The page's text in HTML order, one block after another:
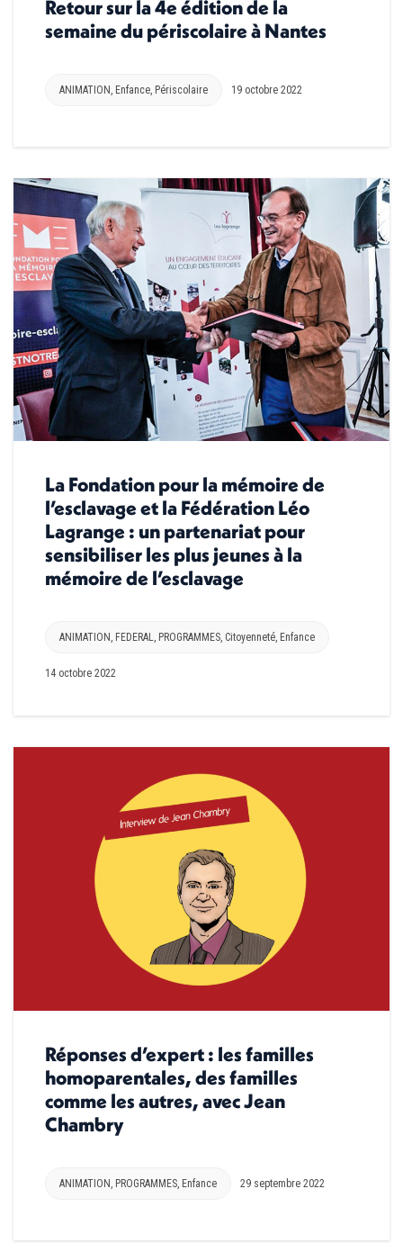
Retour sur la 4e édition de la
semaine du périscolaire à Nantes
ANIMATION Enfance Périscolaire 19 octobre 2022
La Fondation pour la mémoire de
l’esclavage et la Fédération Léo
Lagrange : un partenariat pour
sensibiliser les plus jeunes à la
mémoire de l’esclavage
ANIMATION , FEDERAL, PROGRAMMES, Citoyenneté, Enfance
14 octobre 2022
Réponses d’expert : les familles
homoparentales, des familles
comme les autres, avec Jean
Chambry
ANIMATION , PROGRAMMES, Enfance 29 septembre 2022